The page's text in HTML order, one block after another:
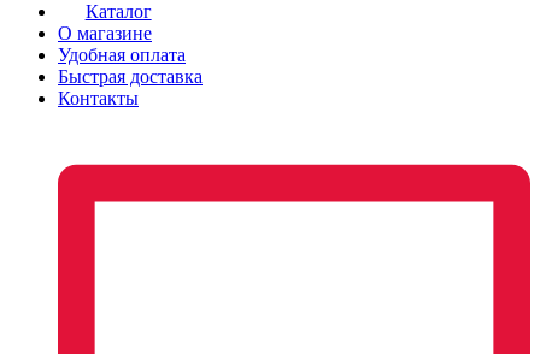
Каталог
О магазине
Удобная оплата
Быстрая доставка
Контакты